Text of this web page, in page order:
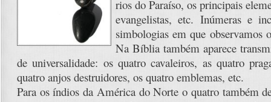
rios do Paraíso, os principais
evangelistas, etc. Inúmeras e
simbologias em que observamos
Na Bíblia também aparece
de universalidade: os quatro cavaleiros, as quatro
quatro anjos destruidores, os quatro emblemas, etc.
Para os índios da América do Norte o quatro também